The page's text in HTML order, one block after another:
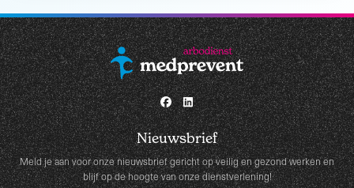
Nieuwsbrief
Meld je aan voor onze nieuwsbrief gericht op veilig en gezond werken en
blijf op de hoogte van onze dienstverlening!